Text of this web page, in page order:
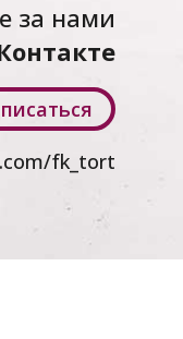
fk_tort
за нами